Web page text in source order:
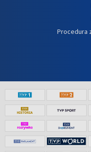
Procedura